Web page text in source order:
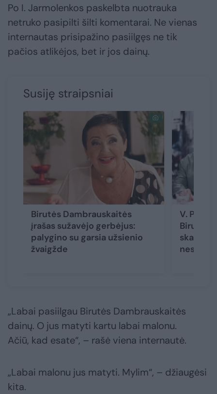
Po I. Jarmolenkos paskelbta nuotrauka
netruko pasipilti šilti komentarai. Ne vienas
internautas prisipažino pasiilgęs ne tik
pačios atlikėjos, bet ir jos dainų.
Susiję straipsniai
Birutės Dambrauskaitės
įrašas sužavėjo gerbėjus:
palygino su garsia užsienio
žvaigžde
V.
Birutės
„Labai pasiilgau Birutės Dambrauskaitės
dainų. O jus matyti kartu labai malonu.
Ačiū, kad esate“, – rašė viena internautė.
„Labai malonu jus matyti. Mylim“, – džiaugėsi
kita.